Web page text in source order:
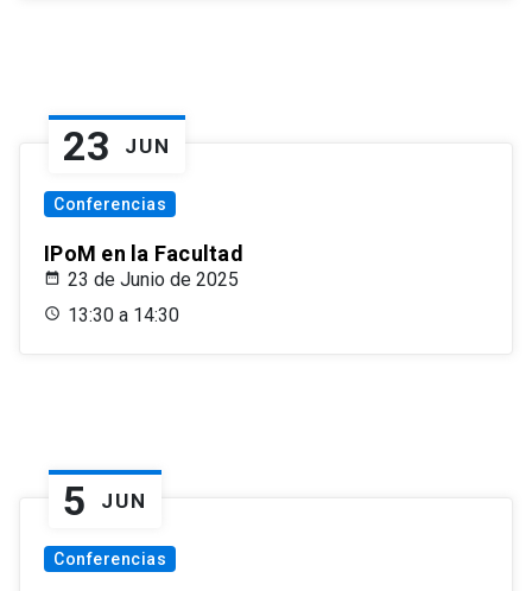
23 JUN
Conferencias
IPoM en la Facultad
23 de Junio de 2025
13:30 a 14:30
5 JUN
Conferencias